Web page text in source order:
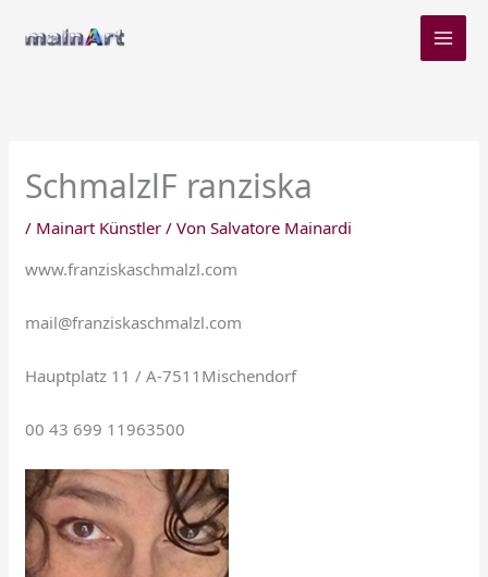
Inhalt
SchmalzlF ranziska
/ Mainart Künstler / VonSalvatore Mainardi
www.franziskaschmalzl.com
mail@franziskaschmalzl.com
Hauptplatz 11 / A-7511Mischendorf
00 43 699 11963500